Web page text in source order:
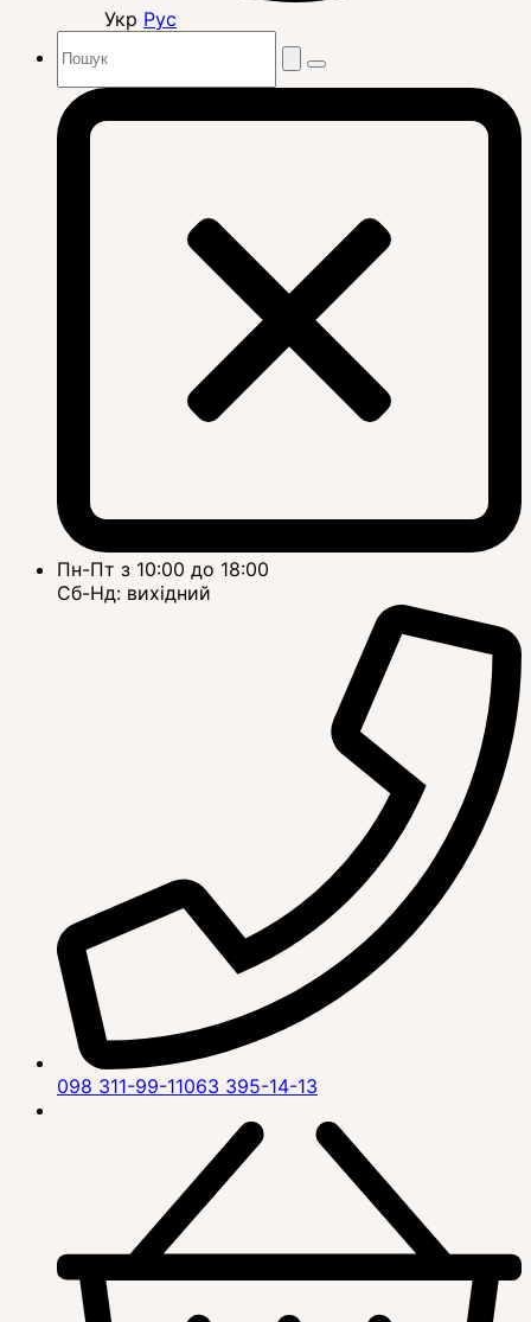
Укр Рус
Пн-Пт з 10:00 до 18:00
Сб-Нд: вихідний
098 311-99-11063 395-14-13